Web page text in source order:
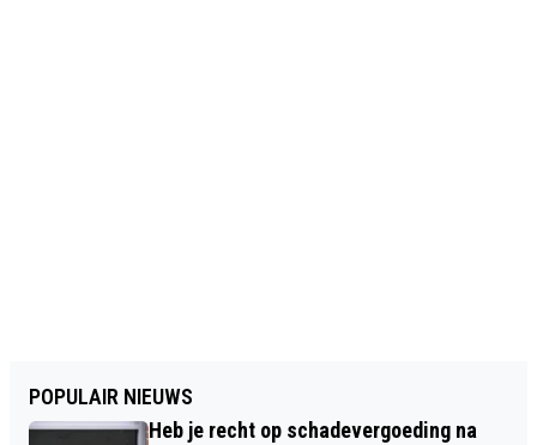
POPULAIR NIEUWS
Heb je recht op schadevergoeding na